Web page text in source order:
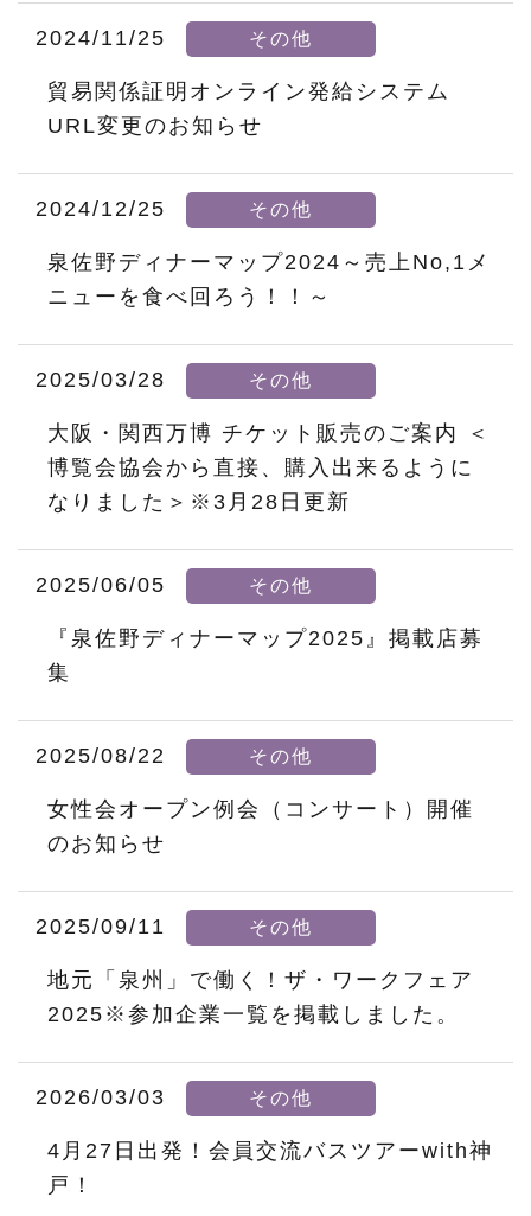
2024/11/25 その他
貿易関係証明オンライン発給システム
URL変更のお知らせ
2024/12/25 その他
泉佐野ディナーマップ2024～売上No,1メ
ニューを食べ回ろう！！～
2025/03/28 その他
大阪・関西万博 チケット販売のご案内 ＜
博覧会協会から直接、購入出来るように
なりました＞※3月28日更新
2025/06/05 その他
『泉佐野ディナーマップ2025』掲載店募
集
2025/08/22 その他
女性会オープン例会（コンサート）開催
のお知らせ
2025/09/11 その他
地元「泉州」で働く！ザ・ワークフェア
2025※参加企業一覧を掲載しました。
2026/03/03 その他
4月27日出発！会員交流バスツアーwith神
戸！